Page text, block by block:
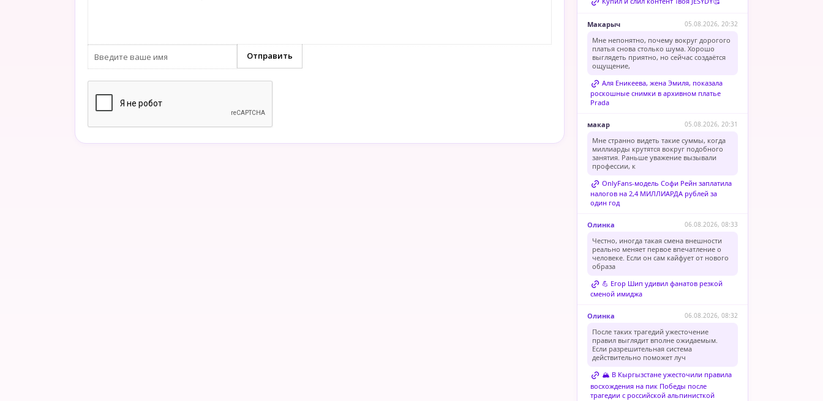
Макарыч 05.08.2026, 20:32
Мне непонятно, почему вокруг дорогого
платья снова столько шума. Хорошо
выглядеть приятно, но сейчас создаётся
ощущение,
Аля Еникеева, жена Эмиля, показала
роскошные снимки в архивном платье
Prada
макар 05.08.2026, 20:31
Мне странно видеть такие суммы, когда
миллиарды крутятся вокруг подобного
занятия. Раньше уважение вызывали
профессии, к
OnlyFans-модель Софи Рейн заплатила
налогов на 2,4 МИЛЛИАРДА рублей за
один год
Олинка 06.08.2026, 08:33
Честно, иногда такая смена внешности
реально меняет первое впечатление о
человеке. Если он сам кайфует от нового
образа
💪 Егор Шип удивил фанатов резкой
сменой имиджа
Олинка 06.08.2026, 08:32
После таких трагедий ужесточение
правил выглядит вполне ожидаемым.
Если разрешительная система
действительно поможет луч
🏔️ В Кыргызстане ужесточили правила
восхождения на пик Победы после
трагедии с российской альпинисткой